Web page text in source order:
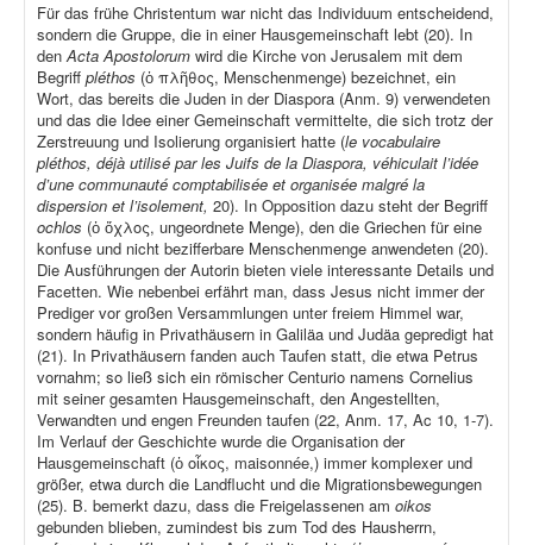
Für das frühe Christentum war nicht das Individuum entscheidend,
sondern die Gruppe, die in einer Hausgemeinschaft lebt (20). In
denActa Apostolorum wird die Kirche von Jerusalem mit dem
Begriff pléthos (ὁ πλῆθος, Menschenmenge) bezeichnet, ein
Wort, das bereits die Juden in der Diaspora (Anm. 9) verwendeten
und das die Idee einer Gemeinschaft vermittelte, die sich trotz der
Zerstreuung und Isolierung organisiert hatte (le vocabulaire
pléthos, déjà utilisé par les Juifs de la Diaspora, véhiculait l’idée
d’une communauté comptabilisée et organisée malgré la
dispersion et l’isolement, 20). In Opposition dazu steht der Begriff
ochlos (ὁ ὄχλος, ungeordnete Menge), den die Griechen für eine
konfuse und nicht bezifferbare Menschenmenge anwendeten (20).
Die Ausführungen der Autorin bieten viele interessante Details und
Facetten. Wie nebenbei erfährt man, dass Jesus nicht immer der
Prediger vor großen Versammlungen unter freiem Himmel war,
sondern häufig in Privathäusern in Galiläa und Judäa gepredigt hat
(21). In Privathäusern fanden auch Taufen statt, die etwa Petrus
vornahm; so ließ sich ein römischer Centurio namens Cornelius
mit seiner gesamten Hausgemeinschaft, den Angestellten,
Verwandten und engen Freunden taufen (22, Anm. 17, Ac 10, 1-7).
Im Verlauf der Geschichte wurde die Organisation der
Hausgemeinschaft (ὁ οἶκος, maisonnée,) immer komplexer und
größer, etwa durch die Landflucht und die Migrationsbewegungen
(25). B. bemerkt dazu, dass die Freigelassenen am oikos
gebunden blieben, zumindest bis zum Tod des Hausherrn,